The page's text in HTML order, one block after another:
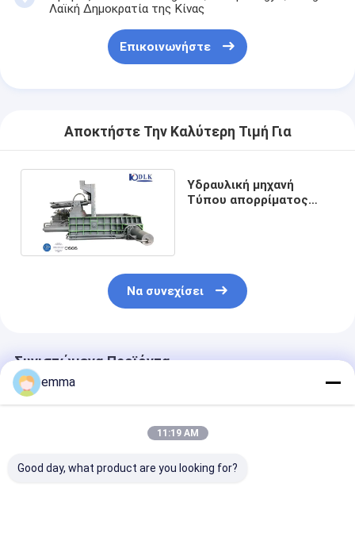
Λαϊκή Δημοκρατία της Κίνας
Επικοινωνήστε
Αποκτήστε Την Καλύτερη Τιμή Για
Υδραυλική μηχανή
Τύπου απορρίματος
Να συνεχίσει
Συνιστώμενα Προϊόντα
emma
11:19 AM
Good day, what product are you looking for?